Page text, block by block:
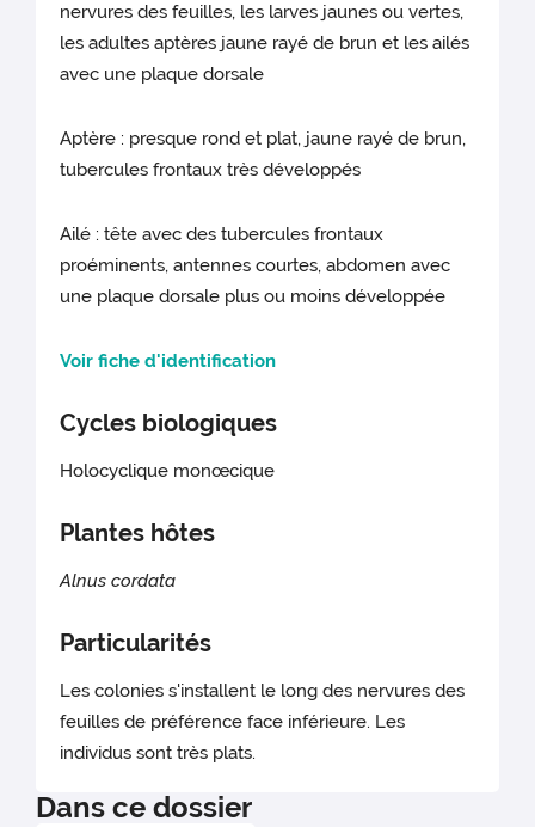
nervures des feuilles, les larves jaunes ou vertes,
les adultes aptères jaune rayé de brun et les ailés
avec une plaque dorsale
Aptère : presque rond et plat, jaune rayé de brun,
tubercules frontaux très développés
Ailé : tête avec des tubercules frontaux
proéminents, antennes courtes, abdomen avec
une plaque dorsale plus ou moins développée
Voir fiche d'identification
Cycles biologiques
Holocyclique monœcique
Plantes hôtes
Alnus cordata
Particularités
Les colonies s'installent le long des nervures des
feuilles de préférence face inférieure. Les
individus sont très plats.
Dans ce dossier